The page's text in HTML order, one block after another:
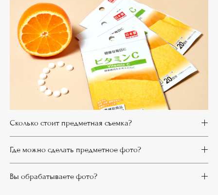
Сколько стоит предметная съемка?
Где можно сделать предметное фото?
Вы обрабатываете фото?